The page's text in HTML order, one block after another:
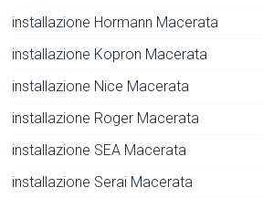
installazione Hormann Macerata
installazione Kopron Macerata
installazione Nice Macerata
installazione Roger Macerata
installazione SEA Macerata
installazione Serai Macerata